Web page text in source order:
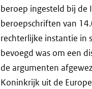
beroep ingesteld bij de
beroepschriften van
rechterlijke instantie in
bevoegd was om een
de argumenten
Koninkrijk uit de